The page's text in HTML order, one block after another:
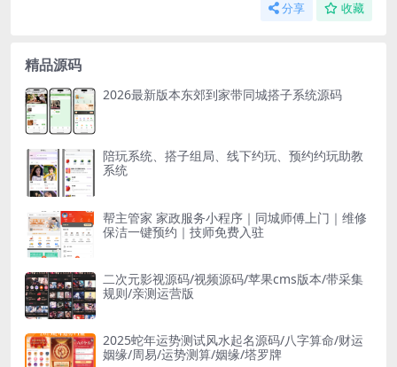
分享 收藏
精品源码
2026最新版本东郊到家带同城搭子系统源码
陪玩系统、搭子组局、线下约玩、预约约玩助教
系统
帮主管家 家政服务小程序｜同城师傅上门｜维修
保洁一键预约｜技师免费入驻
二次元影视源码/视频源码/苹果cms版本/带采集
规则/亲测运营版
2025蛇年运势测试风水起名源码/八字算命/财运
姻缘/周易/运势测算/姻缘/塔罗牌